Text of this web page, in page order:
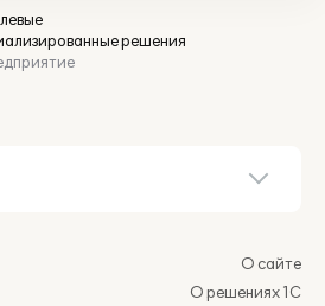
решения
О сайте
О решениях 1С